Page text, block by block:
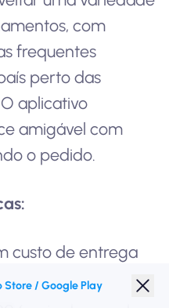
com
frequentes
perto das
aplicativo
amigável com
o pedido.
custo de entrega
/ Google Play